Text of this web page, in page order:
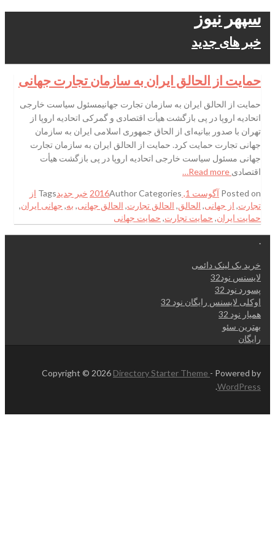
سپهر نیوز
خبر های جدید
حمایت از الحالق ایران به سازمان تجارت جهانی
حمایت از الحالق ایران به سازمان تجارت جهانیمسئول سیاست خارجی
اتحادیه اروپا در پی بازگشت هیأت اقتصادی و گمرکی اتحادیه اروپا از
تهران با صدور بیانیه‌ای از الحاق جمهوری اسلامی ایران به سازمان
جهانی تجارت حمایت کرد. حمایت از الحالق ایران به سازمان تجارت
جهانی مسئول سیاست خارجی اتحادیه اروپا در پی بازگشت هیأت
اقتصادی
Posted on آگوست 1, 2016 AuthorCategories خبر جدیدTags از
تجارت, از جهانی, الحالق, الحالق تجارت, الحالق جهانی, به, جهانی ایران,
حمایت ایران, حمایت تجارت, حمایت جهانی
.
خرید بک لینک دائمی
لایسنس نود32
پسورد نود 32
اوکلی لایسنس رایگان نود 32
همیار نود 32
بهترین سئو
رایگان
Copyright © 2026 Directory Starter Theme - Powered by
WordPress
.